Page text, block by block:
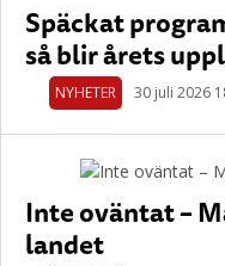
Späckat
så blir årets
NYHETER 30 juli 2026
Inte oväntat –
landet